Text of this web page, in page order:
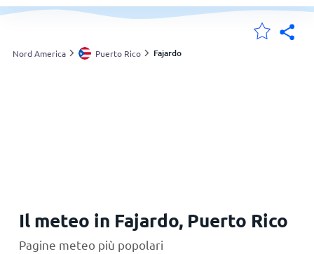
Italia
Svizzera
Nord America Puerto Rico Fajardo
Il meteo in Fajardo, Puerto Rico
Pagine meteo più popolari